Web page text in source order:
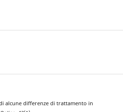
alcune differenze di trattamento in